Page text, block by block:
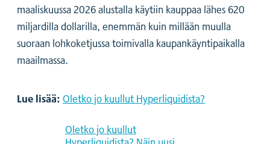
maaliskuussa 2026 alustalla käytiin kauppaa lähes 620
miljardilla dollarilla, enemmän kuin millään muulla
suoraan lohkoketjussa toimivalla kaupankäyntipaikalla
maailmassa.
Lue lisää:Oletko jo kuullut Hyperliquidista?
Oletko jo kuullut